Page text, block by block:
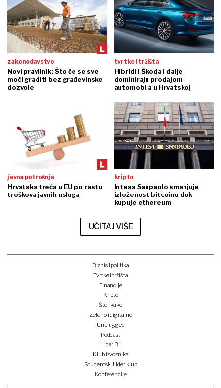
zakonodavstvo
Novi pravilnik: Što će se sve
moći graditi bez građevinske
dozvole
tvrtke i tržišta
Hibridi i Škoda i dalje
dominiraju prodajom
automobila u Hrvatskoj
javna potrošnja
Hrvatska treća u EU po rastu
troškova javnih usluga
kripto
Intesa Sanpaolo smanjuje
izloženost bitcoinu dok
kupuje ethereum
UČITAJ VIŠE
Biznis i politika
Tvrtke i tržišta
Financije
Kripto
Što i kako
Zeleno i digitalno
Unplugged
Podcast
Lider BI
Klub izvoznika
Studentski Lider klub
Konferencije